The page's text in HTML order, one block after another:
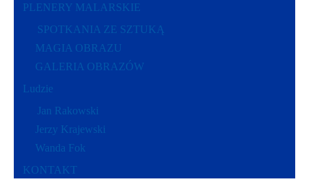
PLENERY MALARSKIE
SPOTKANIA ZE SZTUKĄ
MAGIA OBRAZU
GALERIA OBRAZÓW
Ludzie
Jan Rakowski
Jerzy Krajewski
Wanda Fok
KONTAKT